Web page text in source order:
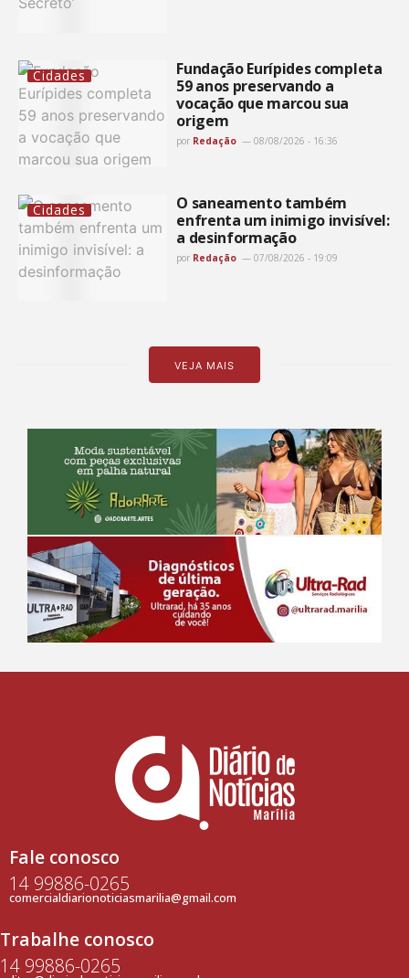
Cidades
Fundação Eurípides completa
59 anos preservando a
vocação que marcou sua
origem
por Redação 08/08/2026 - 16:36
Cidades
O saneamento também
enfrenta um inimigo invisível:
a desinformação
por Redação 07/08/2026 - 19:09
VEJA MAIS
Fale conosco
14 99886-0265
comercialdiarionoticiasmarilia@gmail.com
Trabalhe conosco
14 99886-0265